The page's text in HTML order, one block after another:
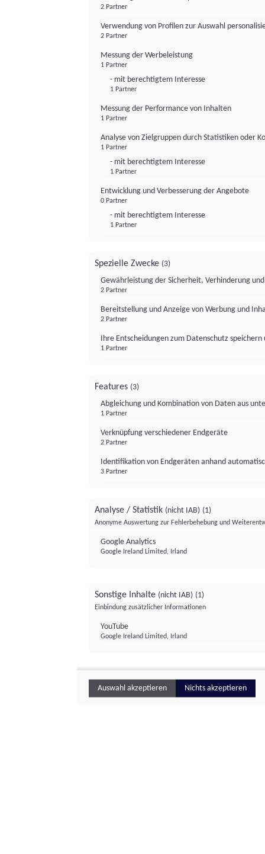
2 Partner
Verwendung von Profilen zur Auswahl
2 Partner
Messung der Werbeleistung
1 Partner
- mit berechtigtem Interesse
1 Partner
Messung der Performance von Inhalten
1 Partner
Analyse von Zielgruppen durch Statistiken oder
1 Partner
- mit berechtigtem Interesse
1 Partner
Entwicklung und Verbesserung der Angebote
0 Partner
- mit berechtigtem Interesse
1 Partner
Spezielle Zwecke (3)
Gewährleistung der Sicherheit, Verhinderung
2 Partner
Bereitstellung und Anzeige von Werbung und
2 Partner
Ihre Entscheidungen zum Datenschutz
1 Partner
Features (3)
Abgleichung und Kombination von Daten aus
1 Partner
Verknüpfung verschiedener Endgeräte
2 Partner
Identifikation von Endgeräten anhand
3 Partner
Analyse / Statistik (nicht IAB) (1)
Anonyme Auswertung zur Fehlerbehebung und
Google Analytics
Google Ireland Limited, Irland
Sonstige Inhalte (nicht IAB) (1)
Einbindung zusätzlicher Informationen
YouTube
Google Ireland Limited, Irland
Auswahl akzeptieren Nichts akzeptieren